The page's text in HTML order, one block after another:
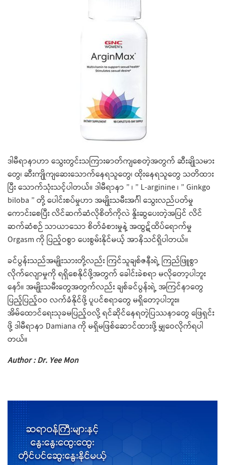
ဒါမီရာနာဟာ သွေးတွင်းသကြားဓာတ်ကျစေတဲ့အတွက် ဆီးချိုသမား
တွေ၊ ဆီးကျိုကျဆေးသောက်နေရသူတွေ၊ ထိုးနေရသူတွေ သတိထား
ပြီး သောက်သုံးသင့်ပါတယ်။ ဒါမီရာနာ ” ၊ ” L-arginine ၊ ” Ginkgo
biloba ” တို့ ပေါင်းစပ်မှုဟာ အမျိုးသမီးအင်္ဂါ သွေးလည်ပတ်မှု
ကောင်းစေပြီး လိင်ဆက်ဆံလိုစိတ်ကိုလဲ နှိုးဆွပေးတဲ့အပြင် လိင်
ဆက်ဆံစဉ် သာယာသော စိတ်ခံစားမှုနဲ့ အထွဋ်ထိပ်ရောက်မှု
Orgasm ကို ပြည့်ဝစွာ ပေးစွမ်းနိုင်မယ့် အာနိသင်ရှိပါတယ်။
ခင်ပွန်းသည်အမျိုးသားတို့လည်း ကြင်သူချစ်ဇနီးရဲ့ ကြည်ဖြူစွာ
လိုက်လျောမှုကို ရရှိစေနိုင်ဖို့အတွက် ခေါင်းခဲစရာ မလိုတော့ပါဘူး
နော်။ အမျိုးသမီးတွေအတွက်လည်း ချစ်ခင်ပွန်းရဲ့ အကြင်နာတွေ
ပြည့်ပြည့်ဝဝ လက်ခံနိုင်ဖို့ ပူပင်စရာတွေ မရှိတော့ပါဘူး။
အိမ်ထောင်ရေးသုခမပြည့်ဝလို့ ရင်ဆိုင်နေရတဲ့ပြဿနာတွေ ဖြေရှင်း
ဖို့ ဒါမီရာနာ Damiana ကို မရှိမဖြစ်ဆောင်ထားဖို့ မျှဝေလိုက်ရပါ
တယ်။
Author : Dr. Yee Mon